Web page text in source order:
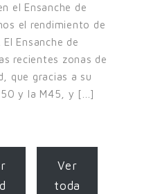
el Ensanche de
el rendimiento de
Ensanche de
recientes zonas de
que gracias a su
y la M45, y [...]
Ver
toda